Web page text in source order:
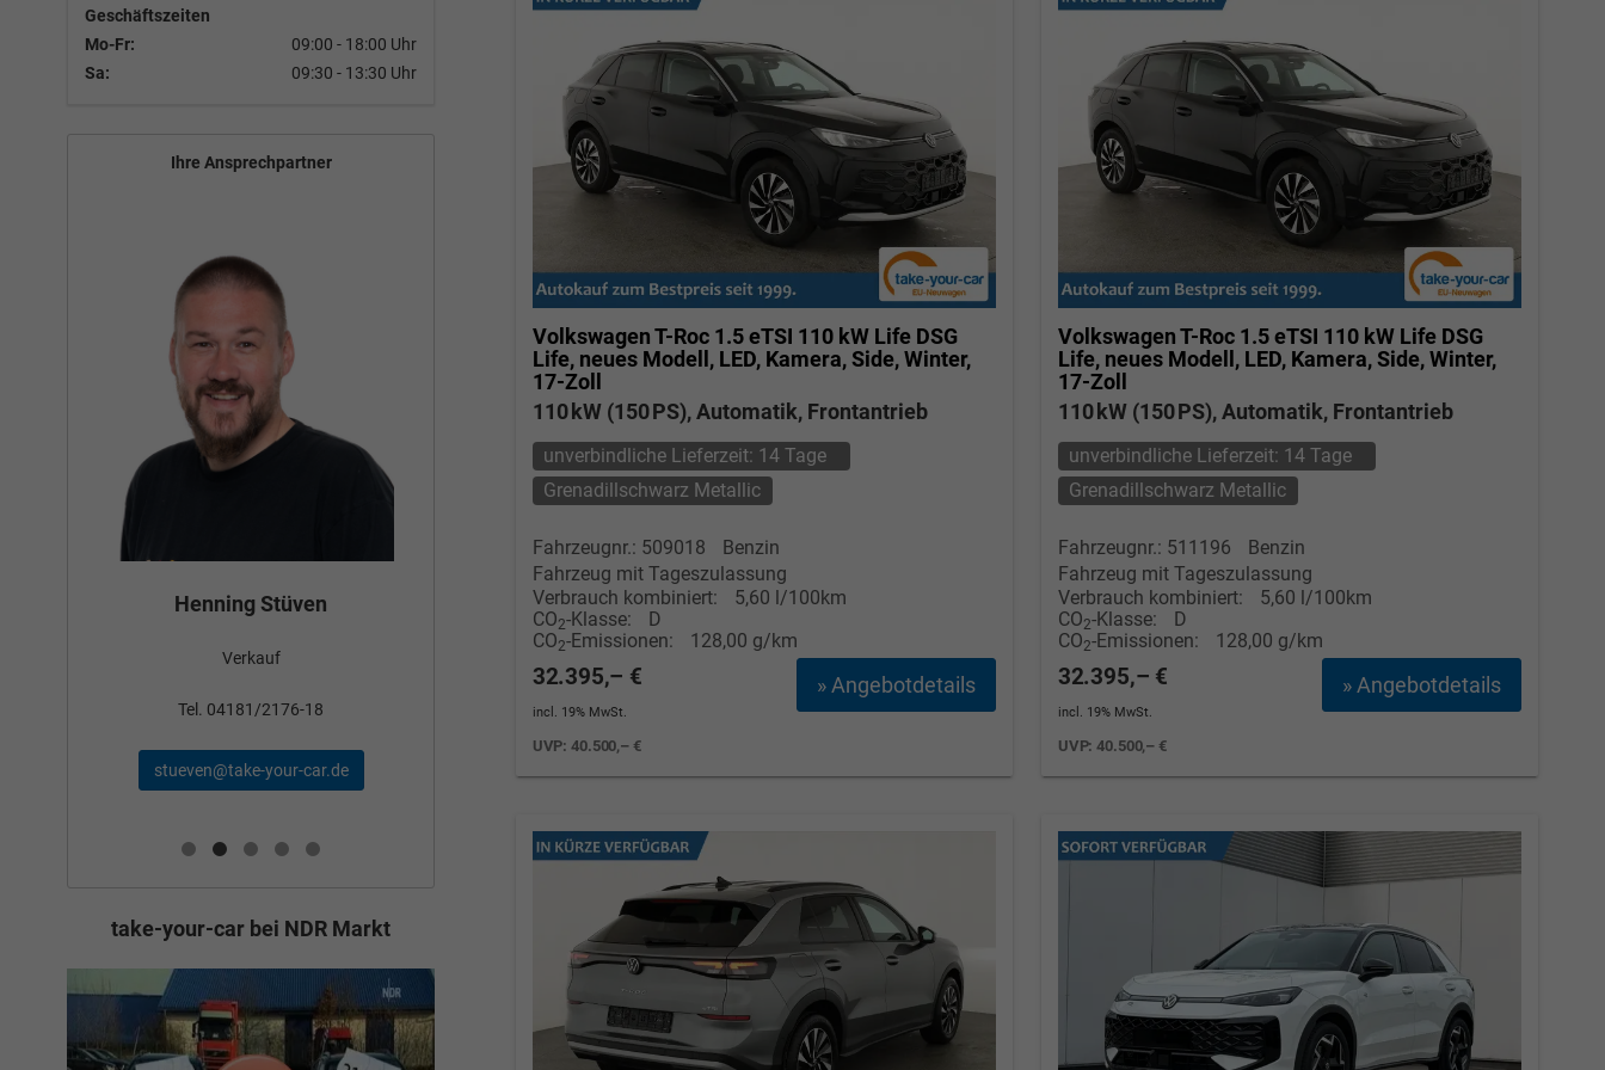
Volkswagen T-Roc 1.5 eTSI 110 kW Life DSG
Life, neues Modell, LED, Kamera, Side, Winter,
17-Zoll
110 kW (150 PS), Automatik, Frontantrieb
unverbindliche Lieferzeit: 14 Tage
Grenadillschwarz Metallic
Fahrzeugnr.: 509018
Benzin
Fahrzeug mit Tageszulassung
Verbrauch kombiniert:
5,60 l/100km
CO2-Klasse:
D
CO2-Emissionen: 128,00 g/km
» Angebotdetails
32.395,– €
incl. 19% MwSt.
UVP:40.500,– €
Volkswagen T-Roc 1.5 eTSI 110 kW Life DSG
Life, neues Modell, LED, Kamera, Side, Winter,
17-Zoll
110 kW (150 PS), Automatik, Frontantrieb
unverbindliche Lieferzeit: 14 Tage
Grenadillschwarz Metallic
Fahrzeugnr.: 511196
Benzin
Fahrzeug mit Tageszulassung
Verbrauch kombiniert:
5,60 l/100km
CO2-Klasse:
D
CO2-Emissionen: 128,00 g/km
» Angebotdetails
32.395,– €
incl. 19% MwSt.
UVP:40.500,– €
Geschäftszeiten
Mo-Fr:
09:00 - 18:00 Uhr
Sa:
09:30 - 13:30 Uhr
Ihre Ansprechpartner
Henning Stüven
Verkauf
Tel. 04181/2176-18
stueven@take-your-car.de
Bünyamin Schael
Verkauf
Tel. 04181/2176-24
Tom Wollschläger
Verkauf
Elvedin Calakovic
Verkauf
calakovic@take-your-car.de
take-your-car bei NDR Markt